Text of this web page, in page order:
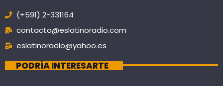
(+591) 2-331164
contacto@eslatinoradio.com
eslatinoradio@yahoo.es
PODRÍA INTERESARTE